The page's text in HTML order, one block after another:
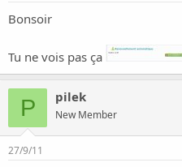
Bonsoir
Tu ne vois pas ça
P pilek
New Member
27/9/11